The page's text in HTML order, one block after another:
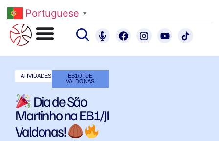
Portuguese ▼
ATIVIDADES
EB1/JI DE
VALDONAS
Dia de São
Martinho na EB1/JI
Valdonas!